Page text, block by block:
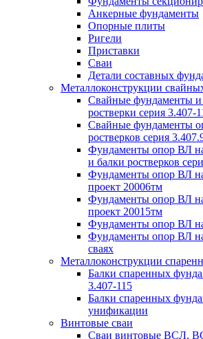
Анкерные фундаменты
Опорные плиты
Ригели
Приставки
Сваи
Детали составных
Металлоконструкции
Свайные фундаменты и
ростверки серия 3.407-
Свайные фундаменты
ростверков серия
Фундаменты опор ВЛ
и балки ростверков
Фундаменты опор ВЛ
проект 20006тм
Фундаменты опор ВЛ
проект 20015тм
Фундаменты опор ВЛ
Фундаменты опор ВЛ
сваях
Металлоконструкции
Балки спаренных
3.407-115
Балки спаренных
унификации
Винтовые сваи
Сваи винтовые ВСЛ,